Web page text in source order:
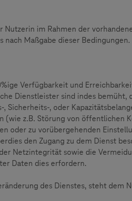
im Rahmen der
Maßgabe dieser Bedingungen.
Verfügbarkeit und
Dienstleister sind indes bemüht,
Sicherheits-, oder
(wie z.B. Störung von öffentlichen
oder zu vorübergehenden
den Zugang zu dem Dienst
Netzintegrität sowie die
Daten dies erfordern.
des Dienstes, steht dem